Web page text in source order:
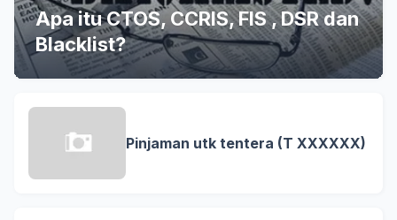
Apa itu CTOS, CCRIS, FIS , DSR dan
Blacklist?
Pinjaman utk tentera (T XXXXXX)